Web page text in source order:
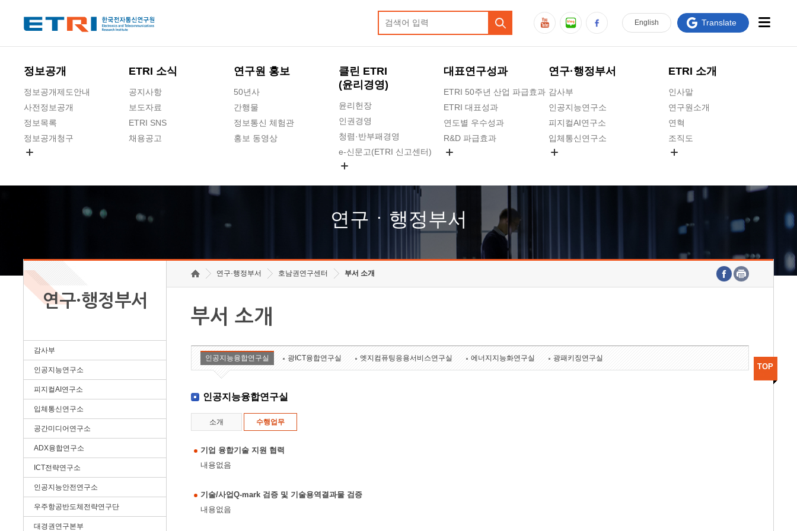
정보공개
정보공개제도안내
사전정보공개
정보목록
정보공개청구
ETRI 소식
공지사항
보도자료
ETRI SNS
채용공고
연구원 홍보
50년사
간행물
정보통신 체험관
홍보 동영상
클린 ETRI
(윤리경영)
윤리헌장
인권경영
청렴·반부패경영
e-신문고(ETRI 신고센터)
고객의소리
수의계약 현황
대표연구성과
ETRI 50주년 산업 파급효과
ETRI 대표성과
연도별 우수성과
R&D 파급효과
연구·행정부서
감사부
인공지능연구소
피지컬AI연구소
입체통신연구소
호남권연구본부
기획본부
ETRI 소개
인사말
연구원소개
연혁
조직도
연구원 고객헌장
주요업무연락처
English Translate
연구ㆍ행정부서
연구·행정부서
감사부
인공지능연구소
피지컬AI연구소
입체통신연구소
공간미디어연구소
ADX융합연구소
ICT전략연구소
인공지능안전연구소
우주항공반도체전략연구단
대경권연구본부
연구·행정부서 호남권연구센터 부서 소개
부서 소개
인공지능융합연구실 광ICT융합연구실 엣지컴퓨팅응용서비스연구실 에너지지능화연구실 광패키징연구실
인공지능융합연구실
소개 수행업무
기업 융합기술 지원 협력
내용없음
기술/사업Q-mark 검증 및 기술용역결과물 검증
내용없음
TOP